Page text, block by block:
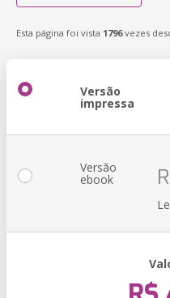
Esta página foi vista 1796vezes
Versão
impressa
Versão
ebook